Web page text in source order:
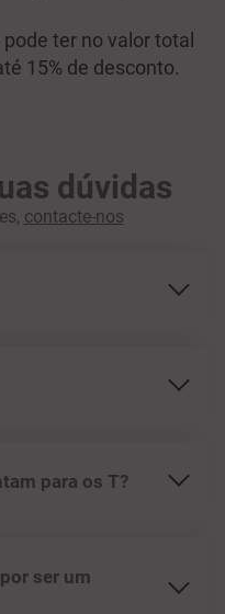
ter no valor total
15% de desconto.
dúvidas
contacte-nos
para os T?
ser um